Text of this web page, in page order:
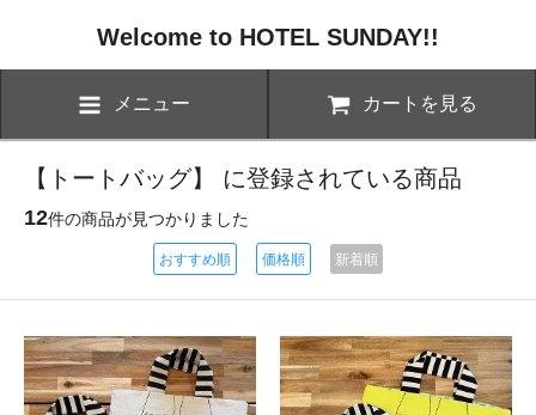
Welcome to HOTEL SUNDAY!!
メニュー カートを見る
【トートバッグ】 に登録されている商品
12件の商品が見つかりました
おすすめ順 価格順 新着順